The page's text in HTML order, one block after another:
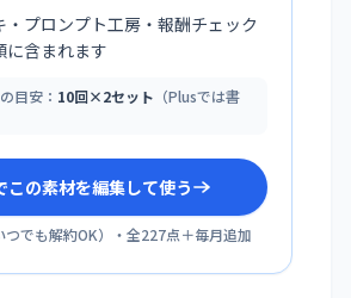
・プロンプト工房・報酬チェック
に含まれます
目安： 10回×2セット （Plusでは書
この素材を編集して使う
つでも解約OK）・全227点＋毎月追加